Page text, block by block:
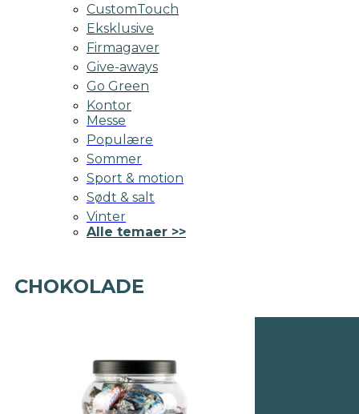
CustomTouch
Eksklusive
Firmagaver
Give-aways
Go Green
Kontor
Messe
Populære
Sommer
Sport & motion
Sødt & salt
Vinter
Alle temaer >>
CHOKOLADE